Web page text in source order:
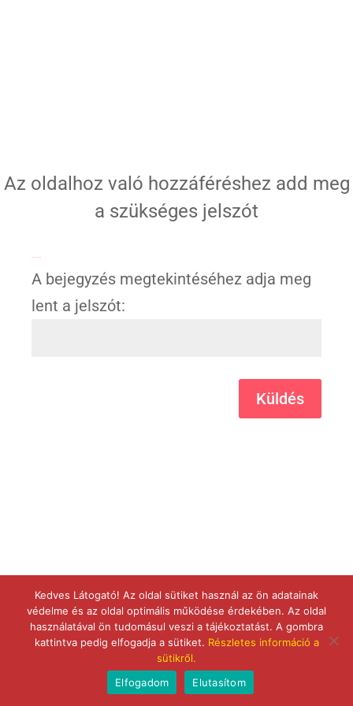
Az oldalhoz való hozzáféréshez add meg
a szükséges jelszót
A bejegyzés megtekintéséhez adja meg
lent a jelszót:
Küldés
Kedves Látogató! Az oldal sütiket használ az ön adatainak
védelme és az oldal optimális működése érdekében. Az oldal
használatával ön tudomásul veszi a tájékoztatást. A gombra
kattintva pedig elfogadja a sütiket. Részletes információ a
sütikről.
Elfogadom
Elutasítom